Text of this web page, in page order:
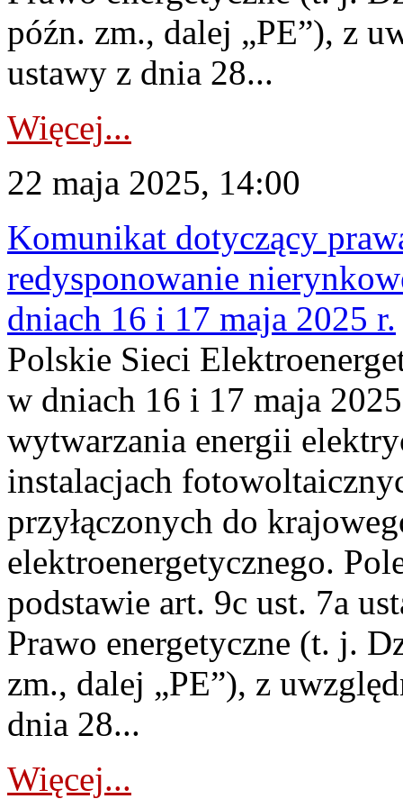
późn. zm., dalej „PE”), z
ustawy z dnia 28...
Więcej...
22 maja 2025, 14:00
Komunikat dotyczący
redysponowanie
dniach 16 i 17 maja 2025 r.
Polskie Sieci
w dniach 16 i 17 maja
wytwarzania energii
instalacjach
przyłączonych do
elektroenergetycznego.
podstawie art. 9c ust. 7a
Prawo energetyczne (t. j.
zm., dalej „PE”), z
dnia 28...
Więcej...